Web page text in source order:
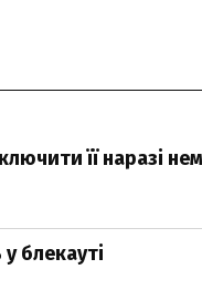
її наразі
блекауті